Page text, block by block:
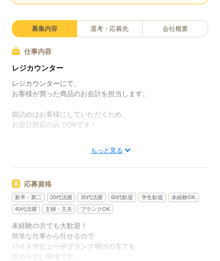
商品のスキャンをして支払いを済ませたら
自動でお釣りが出てくるレジです。
お釣りの計算ミスが起こらないので
未経験でも安心して始められます。
・セミセルフレジの場合
商品のスキャンをしたら
そのまま専用のお会計機に誘導して完了！
効率的に作業できるレジです。
最初は接客のあいさつや
受け答えの仕方を覚えた後
練習用のレジで操作方法を覚えます。
いきなり店舗スタートではないので、
落ち着いてレジの使い方を学べます。
募集内容 選考・応募先 会社概要
仕事内容
レジカウンター
レジカウンターにて、
お客様が買った商品のお会計を担当します。
袋詰めはお客様にしていただくため、
お会計対応のみでOKです！
商品のバーコード読み取りするだけ。
バイトデビューの方でも安心して始められます。
●研修
その後は、先輩と2人体制で
実際のレジに入って対応をスタート。
もっと見る
応募資格
新卒・第二 20代活躍 30代活躍 60代歓迎 学生歓迎
未経験OK
40代活躍
主婦・主夫 ブランクOK
未経験の方でも大歓迎！
簡単な仕事から任せるので
バイトデビューやブランク明けの方でも
始めやすい職場です。